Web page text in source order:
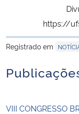
Ministério do
Ministério da Mulher, da
Secretaria-Geral
https://
Registrado em
VIII CONGRESSO